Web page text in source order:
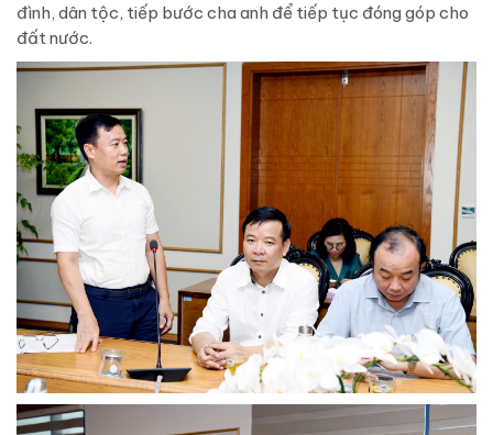
đình, dân tộc, tiếp bước cha anh để tiếp tục đóng góp cho
đất nước.